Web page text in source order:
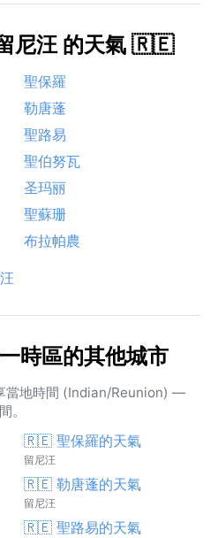
尼汪 的天氣 🇷🇪
聖保羅
勒唐蓬
聖路易
聖伯努瓦
圣玛丽
聖蘇珊
布拉帕農
時區的其他城市
當地時間 (Indian/Reunion) —
。
🇷🇪 聖保羅的天氣
留尼汪
🇷🇪 勒唐蓬的天氣
留尼汪
🇷🇪 聖路易的天氣